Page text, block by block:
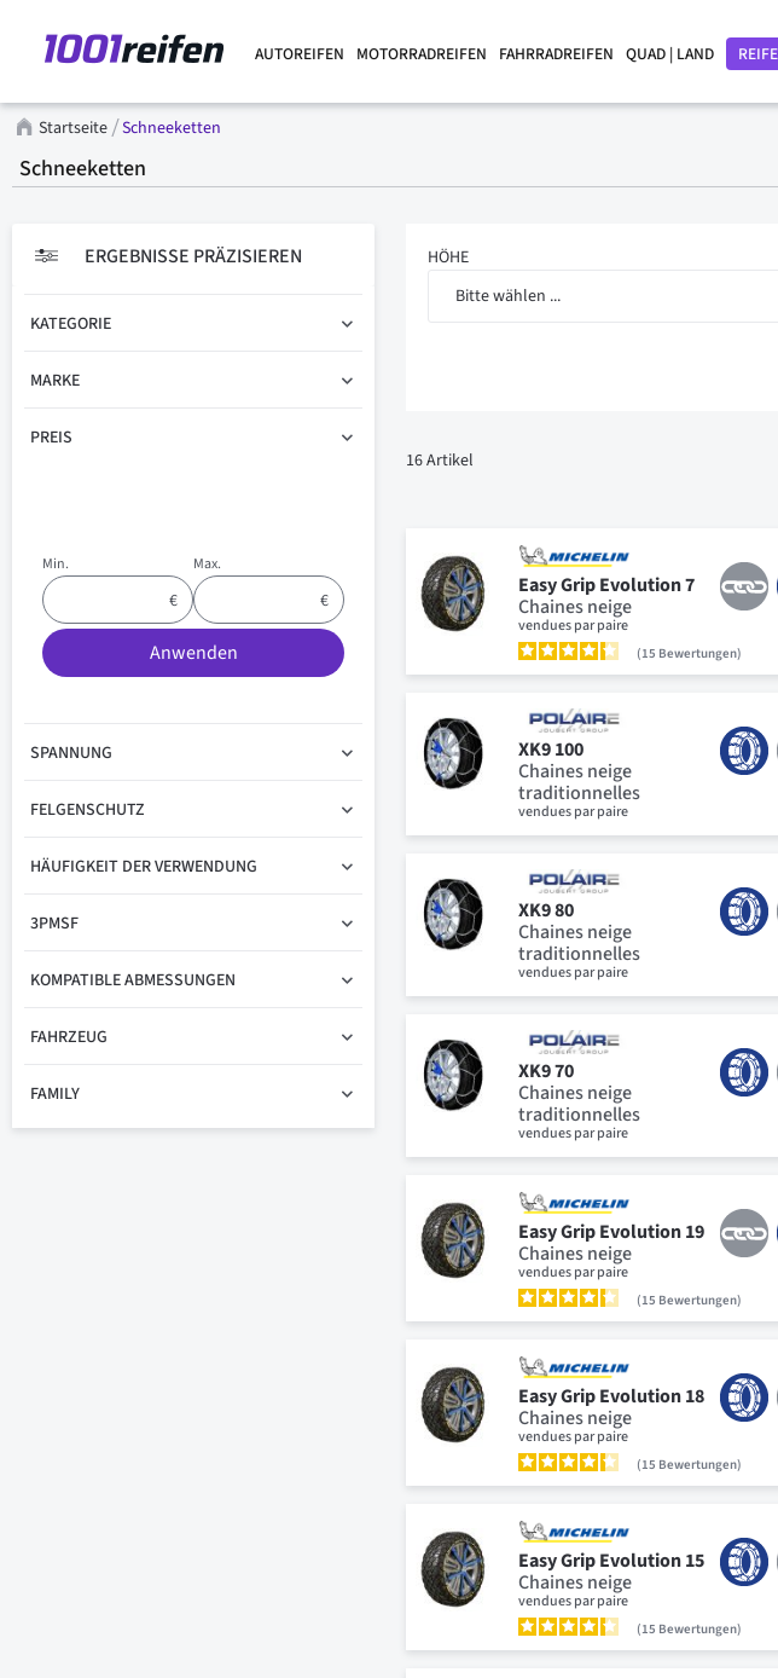
AUTOREIFEN MOTORRADREIFEN FAHRRADREIFEN QUAD | LAND
Startseite Schneeketten
Schneeketten
HÖHE
Bitte wählen ...
16Artikel
Easy Grip Evolution 7
Chaines neige
vendues par paire
15 Bewertungen
XK9 100
Chaines neige
traditionnelles
vendues par paire
XK9 80
Chaines neige
traditionnelles
vendues par paire
XK9 70
Chaines neige
traditionnelles
vendues par paire
Easy Grip Evolution 19
Chaines neige
vendues par paire
15 Bewertungen
Easy Grip Evolution 18
Chaines neige
vendues par paire
15 Bewertungen
Easy Grip Evolution 15
Chaines neige
vendues par paire
15 Bewertungen
ERGEBNISSE PRÄZISIEREN
KATEGORIE
MARKE
PREIS
Min. Max.
Anwenden
SPANNUNG
FELGENSCHUTZ
HÄUFIGKEIT DER VERWENDUNG
3PMSF
KOMPATIBLE ABMESSUNGEN
FAHRZEUG
FAMILY